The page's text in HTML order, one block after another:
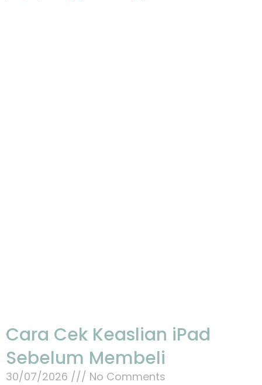
Cara Cek Keaslian iPad
Sebelum Membeli
30/07/2026 No Comments